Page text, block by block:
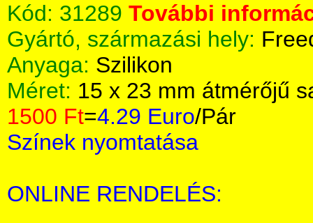
Kód: 31289 További
Gyártó, származási hely:
Anyaga: Szilikon
Méret: 15 x 23 mm átmérőjű
1500 Ft=4.29 Euro/Pár
Színek nyomtatása
ONLINE RENDELÉS: